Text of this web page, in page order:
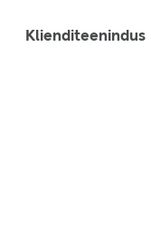
Klienditeenindus